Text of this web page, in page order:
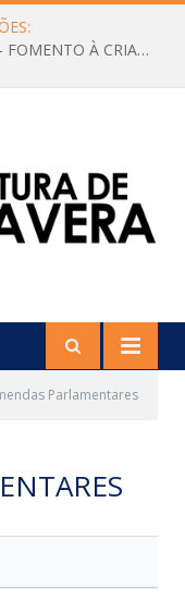
CHAMAMENTO PÚBLICO Nº 01/2026 – FOMENTO À CRIAÇÃO E A CIRCULAÇÃO DE PRODUÇÕES CULTURAIS – Aldir Blanc
Parlamentares